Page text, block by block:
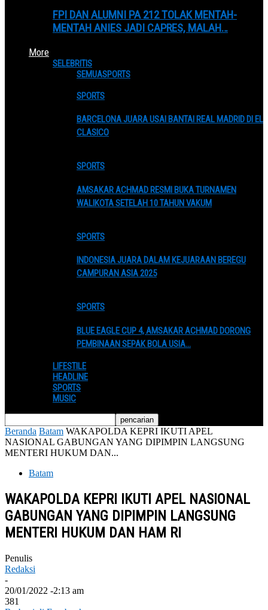
FPI DAN ALUMNI PA 212 TOLAK MENTAH-
MENTAH ANIES JADI CAPRES, MALAH…
More
SELEBRITIS
SEMUASPORTS
SPORTS
BARCELONA JUARA USAI BANTAI REAL MADRID DI EL
CLASICO
SPORTS
AMSAKAR ACHMAD RESMI BUKA TURNAMEN
WALIKOTA SETELAH 10 TAHUN VAKUM
SPORTS
INDONESIA JUARA DALAM KEJUARAAN BEREGU
CAMPURAN ASIA 2025
SPORTS
BLUE EAGLE CUP 4, AMSAKAR ACHMAD DORONG
PEMBINAAN SEPAK BOLA USIA…
LIFESTILE
HEADLINE
SPORTS
MUSIC
Beranda Batam WAKAPOLDA KEPRI IKUTI APEL
NASIONAL GABUNGAN YANG DIPIMPIN LANGSUNG
MENTERI HUKUM DAN...
Batam
WAKAPOLDA KEPRI IKUTI APEL NASIONAL
GABUNGAN YANG DIPIMPIN LANGSUNG
MENTERI HUKUM DAN HAM RI
Penulis
Redaksi
-
20/01/2022 -2:13 am
381